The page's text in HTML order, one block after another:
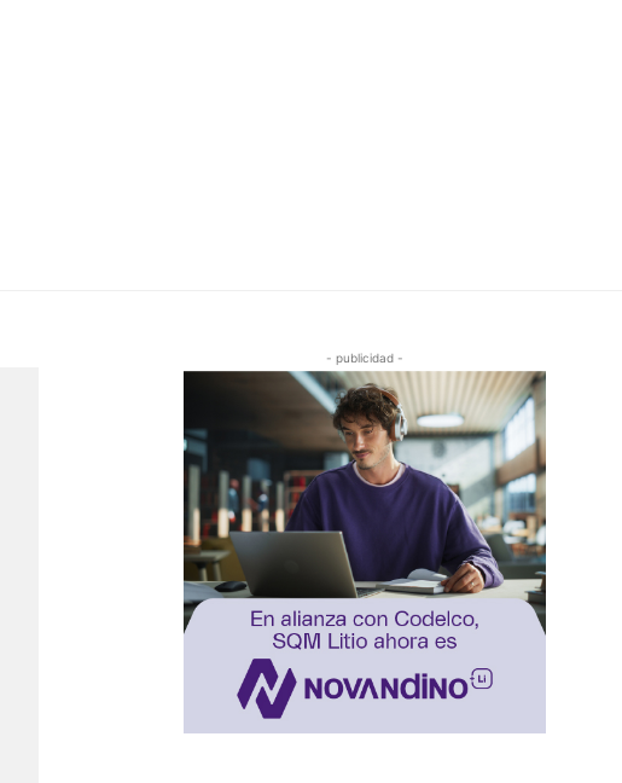
- publicidad -